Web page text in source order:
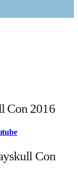
Con 2016
Con